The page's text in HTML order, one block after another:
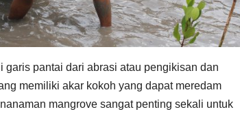
garis pantai dari abrasi atau pengikisan dan
memiliki akar kokoh yang dapat meredam
mangrove sangat penting sekali untuk